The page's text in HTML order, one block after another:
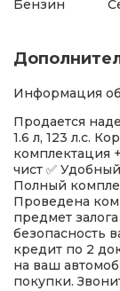
Бензин
Информация
Продается
1.6 л, 123 л.с.
комплектация
чист ✅
Полный
Проведена
предмет
безопасность
кредит по 2
на ваш
покупки.